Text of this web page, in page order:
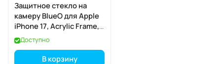
Защитное стекло на
камеру BlueO для Apple
iPhone 17, Acrylic Frame,
2 шт., Clear
(прозрачный), с
аппликатором
Доступно
В корзину